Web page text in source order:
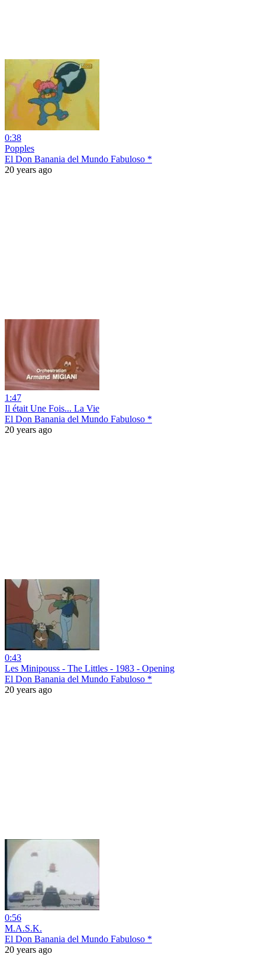
0:38
Popples
El Don Banania del Mundo Fabuloso *
20 years ago
1:47
Il était Une Fois... La Vie
El Don Banania del Mundo Fabuloso *
20 years ago
0:43
Les Minipouss - The Littles - 1983 - Opening
El Don Banania del Mundo Fabuloso *
20 years ago
0:56
M.A.S.K.
El Don Banania del Mundo Fabuloso *
20 years ago